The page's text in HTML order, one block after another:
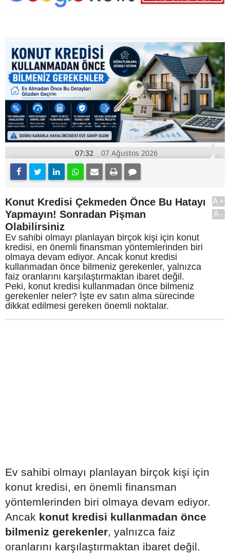
07:32 07 Ağustos 2026
Konut Kredisi Çekmeden Önce Bu Hatayı
Yapmayın! Sonradan Pişman
Olabilirsiniz
Ev sahibi olmayı planlayan birçok kişi için konut
kredisi, en önemli finansman yöntemlerinden biri
olmaya devam ediyor. Ancak konut kredisi
kullanmadan önce bilmeniz gerekenler, yalnızca
faiz oranlarını karşılaştırmaktan ibaret değil.
Peki, konut kredisi kullanmadan önce bilmeniz
gerekenler neler? İşte ev satın alma sürecinde
dikkat edilmesi gereken önemli noktalar.
A+
A-
Ev sahibi olmayı planlayan birçok kişi için
konut kredisi, en önemli finansman
yöntemlerinden biri olmaya devam ediyor.
Ancak konut kredisi kullanmadan önce
bilmeniz gerekenler, yalnızca faiz
oranlarını karşılaştırmaktan ibaret değil.